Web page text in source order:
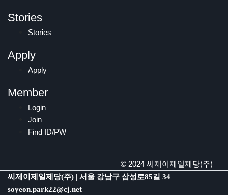
Stories
Stories
Apply
Apply
Member
Login
Join
Find ID/PW
© 2024 씨제이제일제당(주)
씨제이제일제당(주) | 서울 강남구 삼성로85길 34
soyeon.park22@cj.net